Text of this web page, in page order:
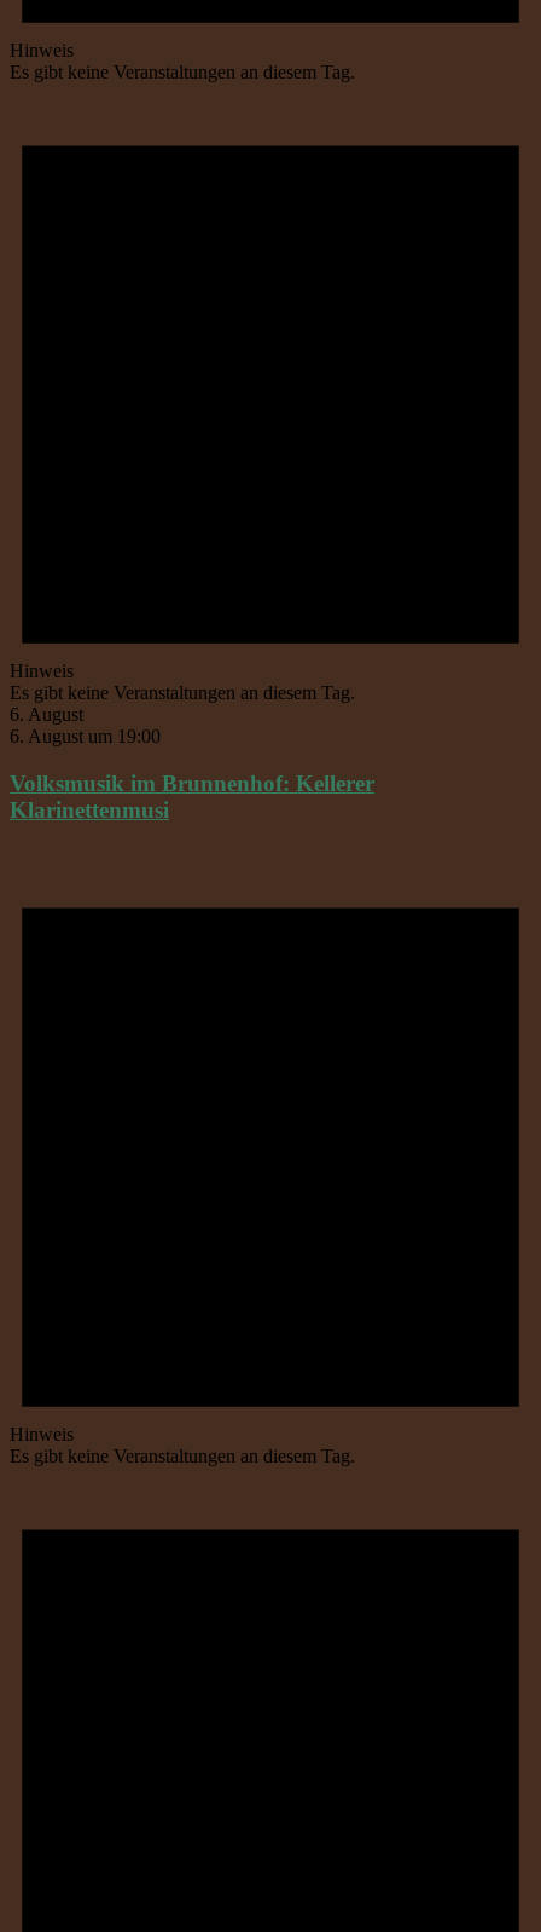
Hinweis
Es gibt keine Veranstaltungen an diesem Tag.
Hinweis
Es gibt keine Veranstaltungen an diesem Tag.
6. August
6. August um 19:00
Volksmusik im Brunnenhof: Kellerer
Klarinettenmusi
Hinweis
Es gibt keine Veranstaltungen an diesem Tag.